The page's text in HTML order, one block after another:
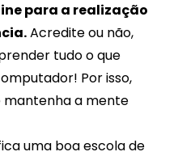
para a realização
Acredite ou não,
tudo o que
Por isso,
a mente
uma boa escola de